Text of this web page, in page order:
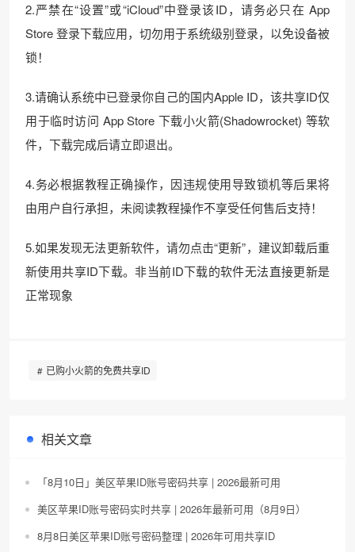
2.严禁在“设置”或“iCloud”中登录该ID，请务必只在 App
Store 登录下载应用，切勿用于系统级别登录，以免设备被
锁！
3.请确认系统中已登录你自己的国内Apple ID，该共享ID仅
用于临时访问 App Store 下载小火箭(Shadowrocket) 等软
件，下载完成后请立即退出。
4.务必根据教程正确操作，因违规使用导致锁机等后果将
由用户自行承担，未阅读教程操作不享受任何售后支持！
5.如果发现无法更新软件，请勿点击“更新”，建议卸载后重
新使用共享ID下载。非当前ID下载的软件无法直接更新是
正常现象
已购小火箭的免费共享ID
相关文章
「8月10日」美区苹果ID账号密码共享 | 2026最新可用
美区苹果ID账号密码实时共享 | 2026年最新可用（8月9日）
8月8日美区苹果ID账号密码整理 | 2026年可用共享ID